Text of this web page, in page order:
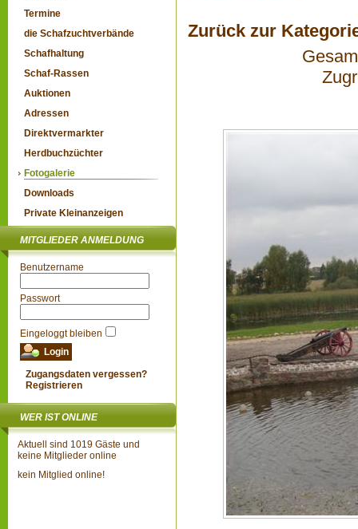
Termine
die Schafzuchtverbände
Schafhaltung
Schaf-Rassen
Auktionen
Adressen
Direktvermarkter
Herdbuchzüchter
Fotogalerie
Downloads
Private Kleinanzeigen
MITGLIEDER ANMELDUNG
Benutzername
Passwort
Eingeloggt bleiben
Zugangsdaten vergessen?
Registrieren
WER IST ONLINE
Aktuell sind 1019 Gäste und
keine Mitglieder online
kein Mitglied online!
Zurück zur